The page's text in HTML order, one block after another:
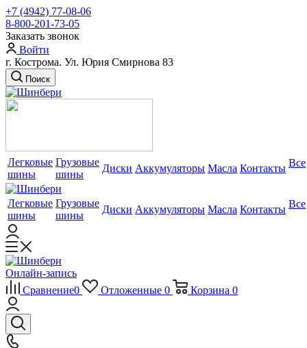
+7 (4942) 77-08-06
8-800-201-73-05
Заказать звонок
Войти
г. Кострома. Ул. Юрия Смирнова 83
Поиск
Легковые
шины
Грузовые
шины
Диски Аккумуляторы Масла Контакты Все
Легковые
шины
Грузовые
шины
Диски Аккумуляторы Масла Контакты Все
Онлайн-запись
Сравнение0 Отложенные 0 Корзина 0